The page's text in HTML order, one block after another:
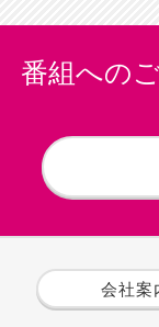
番組への
会社案